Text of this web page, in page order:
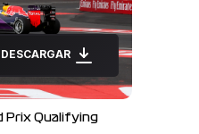
DESCARGAR
Prix Qualifying